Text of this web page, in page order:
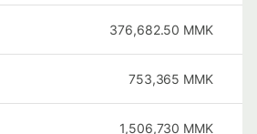
376,682.50 MMK
753,365 MMK
1,506,730 MMK